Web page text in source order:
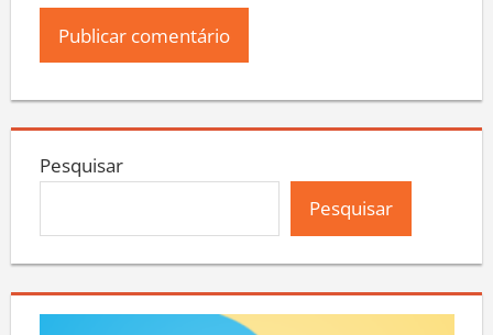
Pesquisar
Pesquisar